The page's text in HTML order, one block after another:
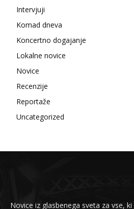
Intervjuji
Komad dneva
Koncertno dogajanje
Lokalne novice
Novice
Recenzije
Reportaže
Uncategorized
Novice iz glasbenega sveta za vse,